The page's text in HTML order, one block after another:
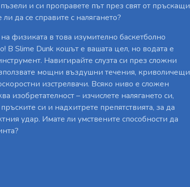
и си проправете път през свят от пръскащи
да се справите с налягането?
физиката в това изумително баскетболно
В Slime Dunk кошът е вашата цел, но водата е
Навигирайте слузта си през сложни
мощни въздушни течения, криволичещи
изстрелвачи. Всяко ниво е сложен
изобретателност – изчислете налягането си,
си и надхитрете препятствията, за да
удар. Имате ли умствените способности да